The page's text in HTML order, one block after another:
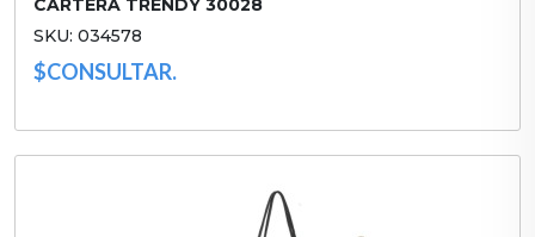
CARTERA TRENDY 30028
SKU: 034578
$CONSULTAR.